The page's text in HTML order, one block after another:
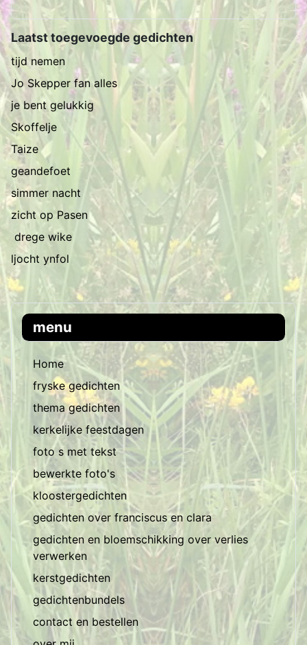
menu
Home
fryske gedichten
thema gedichten
kerkelijke feestdagen
foto s met tekst
bewerkte foto's
kloostergedichten
gedichten over franciscus en clara
gedichten en bloemschikking over verlies
verwerken
kerstgedichten
gedichtenbundels
contact en bestellen
Laatst toegevoegde gedichten
tijd nemen
Jo Skepper fan alles
je bent gelukkig
Skoffelje
Taize
geandefoet
simmer nacht
zicht op Pasen
drege wike
ljocht ynfol